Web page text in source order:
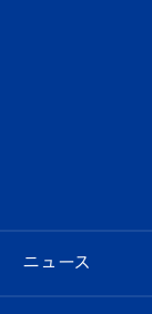
ニュース